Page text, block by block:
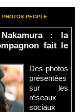
PHOTOS PEOPLE
: la
fait le
Des photos
présentées
sur les
réseaux
sociaux